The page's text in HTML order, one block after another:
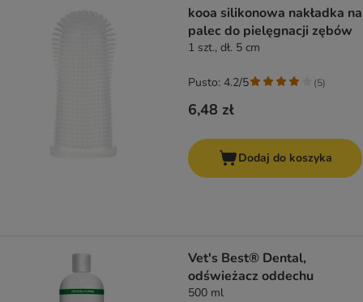
kooa silikonowa nakładka na
palec do pielęgnacji zębów
1 szt., dł. 5 cm
6,48 zł
Pusto: 4.2/5 (5)
Dodaj do koszyka
Vet's Best® Dental,
odświeżacz oddechu
500 ml